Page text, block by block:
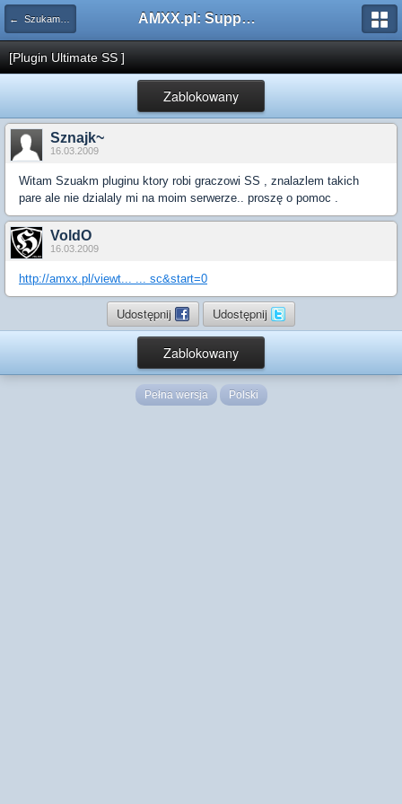
← Szukam pluginu AMXX.pl: Support AMX Mod X i SourceMod
[Plugin Ultimate SS ]
Zablokowany
Sznajk~
16.03.2009
Witam Szuakm pluginu ktory robi graczowi SS , znalazlem takich
pare ale nie dzialaly mi na moim serwerze.. proszę o pomoc .
VoldO
16.03.2009
http://amxx.pl/viewt... ... sc&start=0
Udostępnij Udostępnij
Zablokowany
Pełna wersja Polski